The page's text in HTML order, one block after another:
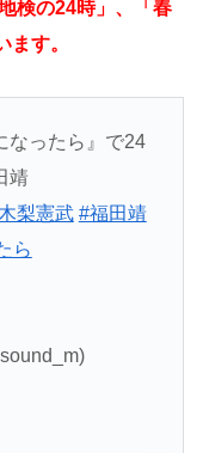
検の24時」、
「春
す。
なったら』で24
靖
梨憲武 #福田靖
ら